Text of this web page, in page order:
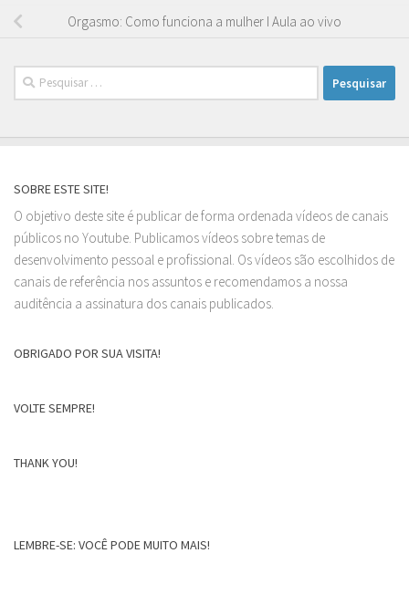
Orgasmo: Como funciona a mulher I Aula ao vivo
Pesquisar
por:
SOBRE ESTE SITE!
O objetivo deste site é publicar de forma ordenada vídeos de canais
públicos no Youtube. Publicamos vídeos sobre temas de
desenvolvimento pessoal e profissional. Os vídeos são escolhidos de
canais de referência nos assuntos e recomendamos a nossa
auditência a assinatura dos canais publicados.
OBRIGADO POR SUA VISITA!
VOLTE SEMPRE!
THANK YOU!
LEMBRE-SE: VOCÊ PODE MUITO MAIS!